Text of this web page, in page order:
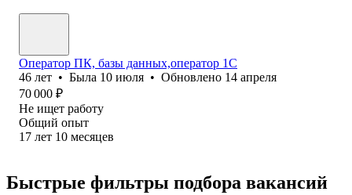
Оператор ПК, базы данных,оператор 1С
46 лет • Была 10 июля • Обновлено 14 апреля
70 000 ₽
Не ищет работу
Общий опыт
17 лет 10 месяцев
Быстрые фильтры подбора вакансий